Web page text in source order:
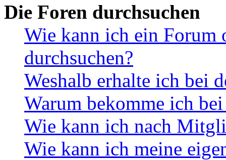
Die Foren durchsuchen
Wie kann ich ein Forum
durchsuchen?
Weshalb erhalte ich bei
Warum bekomme ich
Wie kann ich nach
Wie kann ich meine